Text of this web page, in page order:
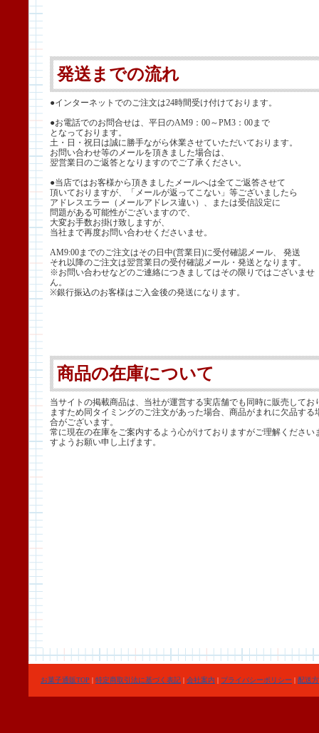
発送までの流れ
●インターネットでのご注文は24時間受け付けております。
●お電話でのお問合せは、平日のAM9：00～PM3：00まで
となっております。
土・日・祝日は誠に勝手ながら休業させていただいております。
お問い合わせ等のメールを頂きました場合は、
翌営業日のご返答となりますのでご了承ください。
●当店ではお客様から頂きましたメールへは全てご返答させて
頂いておりますが、「メールが返ってこない」等ございましたら
アドレスエラー（メールアドレス違い）、または受信設定に
問題がある可能性がございますので、
大変お手数お掛け致しますが、
当社まで再度お問い合わせくださいませ。
AM9:00までのご注文はその日中(営業日)に受付確認メール、 発送
それ以降のご注文は翌営業日の受付確認メール・発送となります。
※お問い合わせなどのご連絡につきましてはその限りではございませ
ん。
※銀行振込のお客様はご入金後の発送になります。
商品の在庫について
当サイトの掲載商品は、当社が運営する実店舗でも同時に販売してお
ますため同タイミングのご注文があった場合、商品がまれに欠品する
合がございます。
常に現在の在庫をご案内するよう心がけておりますがご理解ください
すようお願い申し上げます。
お菓子通販TOP | 特定商取引法に基づく表記 | 会社案内 | プライバシーポリシー | 配送